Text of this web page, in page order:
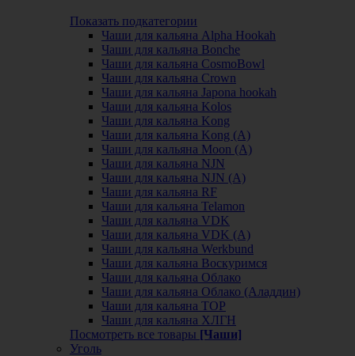
Показать подкатегории
Чаши для кальяна Alpha Hookah
Чаши для кальяна Bonche
Чаши для кальяна CosmoBowl
Чаши для кальяна Crown
Чаши для кальяна Japona hookah
Чаши для кальяна Kolos
Чаши для кальяна Kong
Чаши для кальяна Kong (A)
Чаши для кальяна Moon (А)
Чаши для кальяна NJN
Чаши для кальяна NJN (А)
Чаши для кальяна RF
Чаши для кальяна Telamon
Чаши для кальяна VDK
Чаши для кальяна VDK (А)
Чаши для кальяна Werkbund
Чаши для кальяна Воскуримся
Чаши для кальяна Облако
Чаши для кальяна Облако (Аладдин)
Чаши для кальяна ТОР
Чаши для кальяна ХЛГН
Посмотреть все товары [Чаши]
Уголь